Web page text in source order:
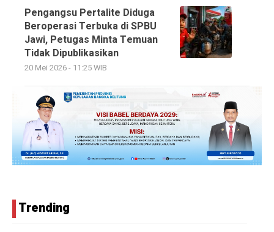
Pengangsu Pertalite Diduga
Beroperasi Terbuka di SPBU
Jawi, Petugas Minta Temuan
Tidak Dipublikasikan
20 Mei 2026 - 11:25 WIB
Trending